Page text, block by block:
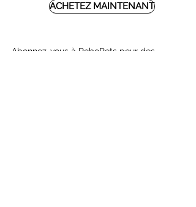
ACHETEZ MAINTENANT
Abonnez-vous à RoboPets pour des